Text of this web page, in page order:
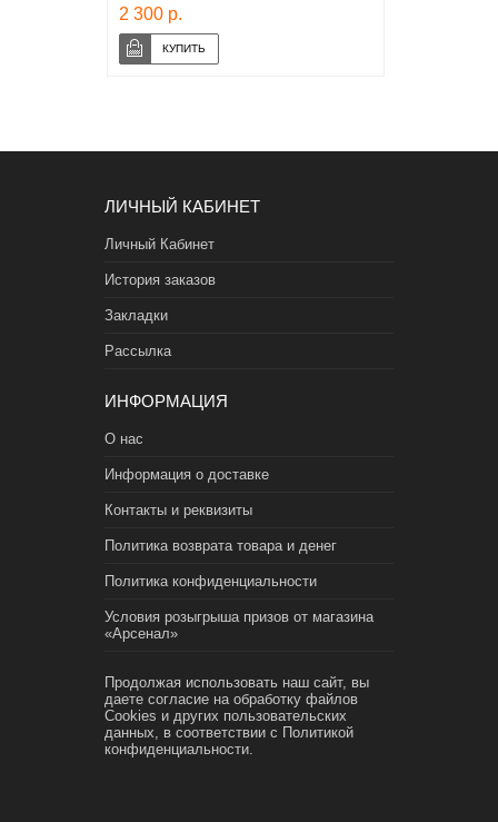
2 300 р.
ЛИЧНЫЙ КАБИНЕТ
Личный Кабинет
История заказов
Закладки
Рассылка
ИНФОРМАЦИЯ
О нас
Информация о доставке
Контакты и реквизиты
Политика возврата товара и денег
Политика конфиденциальности
Условия розыгрыша призов от магазина
«Арсенал»
Продолжая использовать наш сайт, вы
даете согласие на обработку файлов
Cookies и других пользовательских
данных, в соответствии с Политикой
конфиденциальности.